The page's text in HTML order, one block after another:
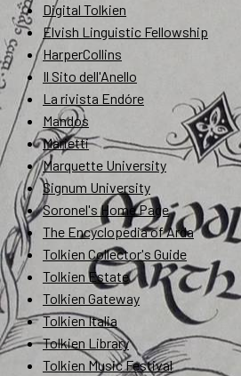
Digital Tolkien
Elvish Linguistic Fellowship
HarperCollins
Il Sito dell'Anello
La rivista Endóre
Mandos
Marietti
Marquette University
Signum University
Soronel's Home Page
The Encyclopedia of Arda
Tolkien Collector's Guide
Tolkien Estate
Tolkien Gateway
Tolkien Italia
Tolkien Library
Tolkien Music Festival